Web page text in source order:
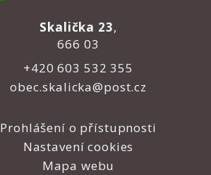
Skalička 23,
666 03
+420 603 532 355
obec.skalicka@post.cz
Prohlášení o přístupnosti
Nastavení cookies
Mapa webu